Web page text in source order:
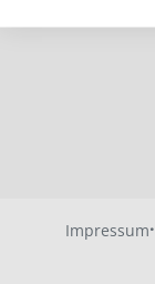
Impressum·